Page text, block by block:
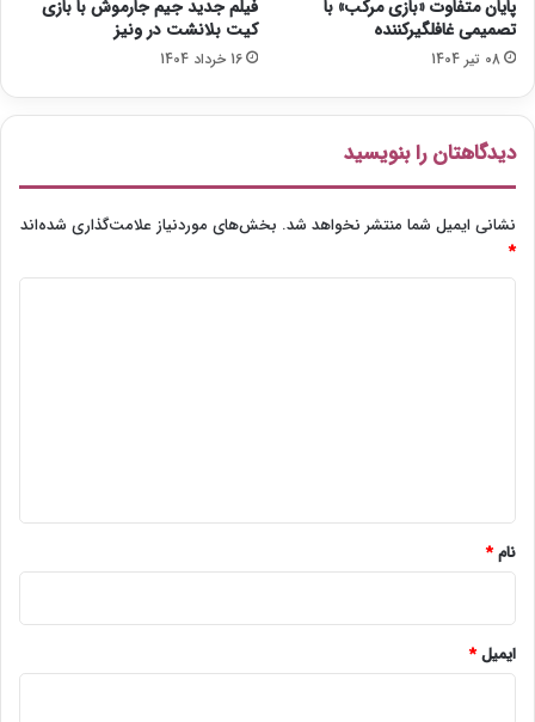
د
ر
ب
ت
ا
ر
»
پایان متفاوت «بازی مرکب» با
تصمیمی غافلگیرکننده
08 تیر 1404
فیلم جدید جیم جارموش با بازی
کیت بلانشت در ونیز
16 خرداد 1404
دیدگاهتان را بنویسید
نشانی ایمیل شما منتشر نخواهد شد. بخش‌های موردنیاز علامت‌گذاری شده‌اند
*
نام*
ایمیل*